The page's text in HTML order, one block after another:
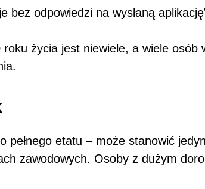
odpowiedzi na wysłaną
życia jest niewiele, a wiele
pełnego etatu – może stanowić
zawodowych. Osoby z dużym